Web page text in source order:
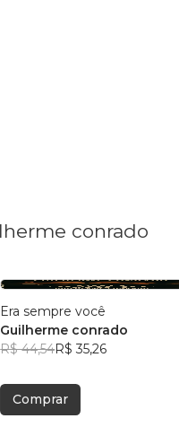
conrado
Era sempre você
Guilherme conrado
R$ 44,54R$ 35,26
Comprar